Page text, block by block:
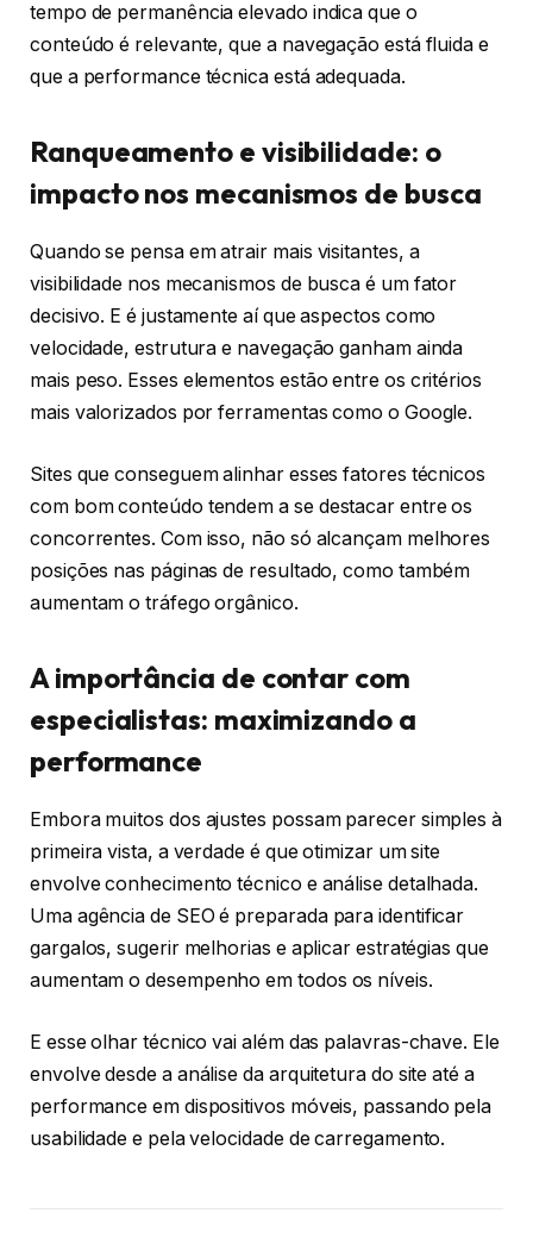
tempo de permanência elevado indica que o
conteúdo é relevante, que a navegação está fluida e
que a performance técnica está adequada.
Ranqueamento e visibilidade: o
impacto nos mecanismos de busca
Quando se pensa em atrair mais visitantes, a
visibilidade nos mecanismos de busca é um fator
decisivo. E é justamente aí que aspectos como
velocidade, estrutura e navegação ganham ainda
mais peso. Esses elementos estão entre os critérios
mais valorizados por ferramentas como o Google.
Sites que conseguem alinhar esses fatores técnicos
com bom conteúdo tendem a se destacar entre os
concorrentes. Com isso, não só alcançam melhores
posições nas páginas de resultado, como também
aumentam o tráfego orgânico.
A importância de contar com
especialistas: maximizando a
performance
Embora muitos dos ajustes possam parecer simples à
primeira vista, a verdade é que otimizar um site
envolve conhecimento técnico e análise detalhada.
Uma agência de SEO é preparada para identificar
gargalos, sugerir melhorias e aplicar estratégias que
aumentam o desempenho em todos os níveis.
E esse olhar técnico vai além das palavras-chave. Ele
envolve desde a análise da arquitetura do site até a
performance em dispositivos móveis, passando pela
usabilidade e pela velocidade de carregamento.